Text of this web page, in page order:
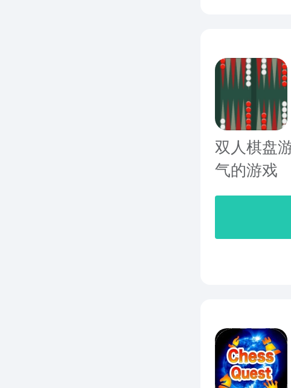
双人棋盘
气的游戏